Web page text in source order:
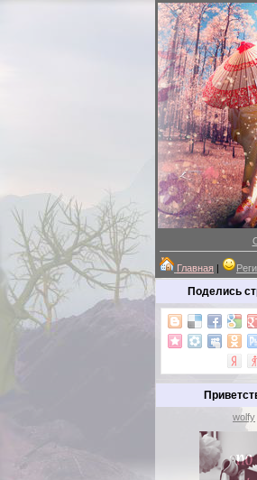
Главная |
Поделись
wolfy